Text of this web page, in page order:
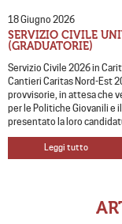
18 Giugno 2026
SERVIZIO CIVILE
(GRADUATORIE)
Servizio Civile 2026 in
Cantieri Caritas Nord-Est
provvisorie, in attesa che
per le Politiche Giovanili e
presentato la loro
Leggi tutto